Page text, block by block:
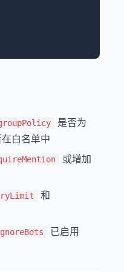
是否为
白名单中
或增加
和
已启用